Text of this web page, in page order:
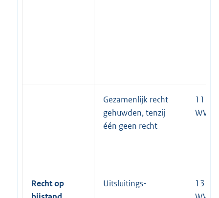
Gezamenlijk recht
gehuwden, tenzij
één geen recht
11 lid
WWB
Recht op
Uitsluitings-
13 lid